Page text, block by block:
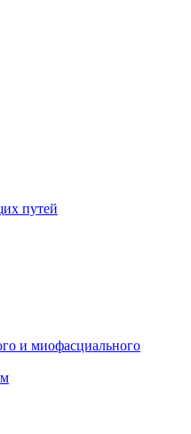
путей
и миофасциального